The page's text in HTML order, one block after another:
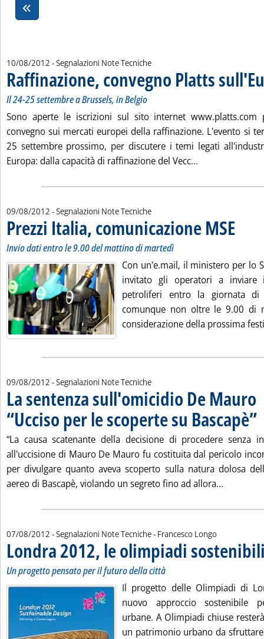
10/08/2012 - Segnalazioni Note Tecniche
Raffinazione, convegno Platts
Il 24-25 settembre a Brussels, in Belgio
Sono aperte le iscrizioni sul sito internet www.platts.com
convegno sui mercati europei della raffinazione. L'evento si
25 settembre prossimo, per discutere i temi legati
Europa: dalla capacità di raffinazione del Vecc...
09/08/2012 - Segnalazioni Note Tecniche
Prezzi Italia, comunicazione MSE
Invio dati entro le 9.00 del mattino di martedì
Con un'e.mail, il ministero per lo
invitato gli operatori a
petroliferi entro la giornata
comunque non oltre le 9.00 di
considerazione della prossima
09/08/2012 - Segnalazioni Note Tecniche
La sentenza sull'omicidio De Mauro
“Ucciso per le scoperte su Bascapè”.
“La causa scatenante della decisione di procedere senza
all'uccisione di Mauro De Mauro fu costituita dal pericolo
per divulgare quanto aveva scoperto sulla natura dolosa
aereo di Bascapè, violando un segreto fino ad allora...
07/08/2012 - Segnalazioni Note Tecniche - di:
Francesco Longo
Londra 2012, le olimpiadi
Un progetto pensato per il futuro della città
Il progetto delle Olimpiadi di
nuovo approccio sostenibile
urbane. A Olimpiadi chiuse
un patrimonio urbano da